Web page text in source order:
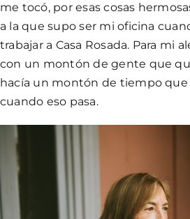
me tocó, por esas cosas
a la que supo ser mi oficina
trabajar a Casa Rosada. Para mi
con un montón de gente que
hacía un montón de tiempo que
cuando eso pasa.